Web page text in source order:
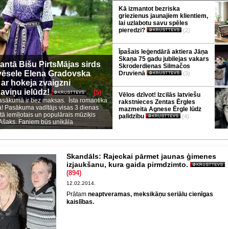
Bišu PirtsMājas sirds
Elena Gradovska
ar hokeja zvaigzni
ielūdz!
(5)
ir bez maksas. Īsta romantika
Pasākuma vadītājs visas 3 dienas
iemīļotais un populārais mūziķis
Faniem būs unikāla
Kā izmantot bezriska
griezienus jaunajiem klientiem,
lai uzlabotu savu spēles
pieredzi?
(2)
Īpašais leģendārā aktiera Jāņa
Skaņa 75 gadu jubilejas vakars
Skroderdienas Silmačos
Druvienā
(3)
Vēlos dzīvot! Izcilās latviešu
rakstnieces Zentas Ērgles
mazmeita Agnese Ērgle lūdz
palīdzību
(4)
Skandāls: Rajeckai pārmet jaunas ģimenes
izjaukšanu, kura gaida pirmdzimto.
(894)
12.02.2014.
Prātam neaptveramas, meksikāņu seriālu cienīgas
kaislības.